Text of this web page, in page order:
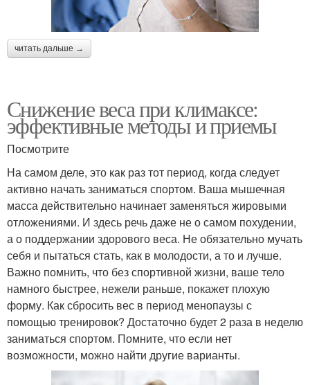
читать дальше →
Снижение веса при климаксе:
эффективные методы и приемы
Посмотрите
На самом деле, это как раз тот период, когда следует
активно начать заниматься спортом. Ваша мышечная
масса действительно начинает заменяться жировыми
отложениями. И здесь речь даже не о самом похудении,
а о поддержании здорового веса. Не обязательно мучать
себя и пытаться стать, как в молодости, а то и лучше.
Важно помнить, что без спортивной жизни, ваше тело
намного быстрее, нежели раньше, покажет плохую
форму. Как сбросить вес в период менопаузы с
помощью тренировок? Достаточно будет 2 раза в неделю
заниматься спортом. Помните, что если нет
возможности, можно найти другие варианты.